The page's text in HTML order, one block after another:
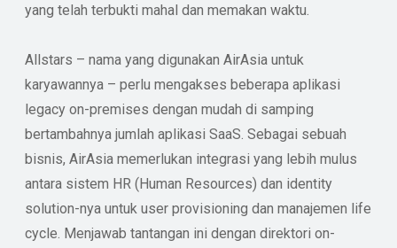
yang telah terbukti mahal dan memakan waktu.
Allstars – nama yang digunakan AirAsia untuk
karyawannya – perlu mengakses beberapa aplikasi
legacy on-premises dengan mudah di samping
bertambahnya jumlah aplikasi SaaS. Sebagai sebuah
bisnis, AirAsia memerlukan integrasi yang lebih mulus
antara sistem HR (Human Resources) dan identity
solution-nya untuk user provisioning dan manajemen life
cycle. Menjawab tantangan ini dengan direktori on-